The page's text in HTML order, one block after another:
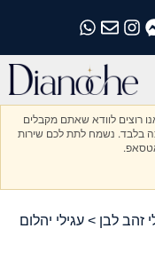
אלינואלינו
התקשרו אלינו
התקשרו אלינו
התקשרו אלינו
רוצים לוודא שאתם מקבלים
בלבד. נשמח לתת לכם שירות
זהב לבן > עגילי יהלום